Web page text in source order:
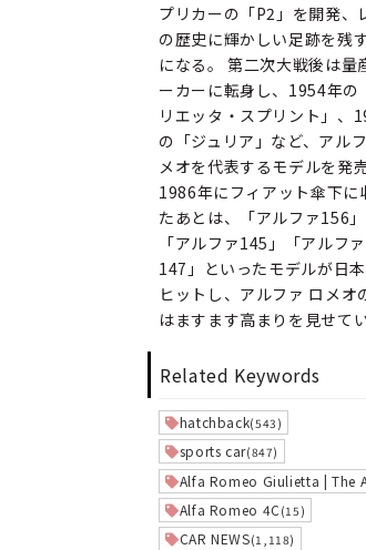
プリカーの「P2」を開発、
の歴史に輝かしい足跡を残
になる。 第二次大戦後は量
ーカーに転身し、1954年の
リエッタ・スプリント」、
の「ジュリア」など、アル
メオを代表するモデルを発売
1986年にフィアット傘下に
たあとは、「アルファ156
「アルファ145」「アルファ
147」といったモデルが日
ヒットし、アルファ ロメオ
はますます高まりを見せてい
Related Keywords
hatchback(543)
sports car(847)
Alfa Romeo Giulietta | The
Alfa Romeo 4C(15)
CAR NEWS(1,118)